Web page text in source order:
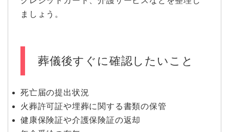
ましょう。
葬儀後すぐに確認したいこと
死亡届の提出状況
火葬許可証や埋葬に関する書類の保管
健康保険証や介護保険証の返却